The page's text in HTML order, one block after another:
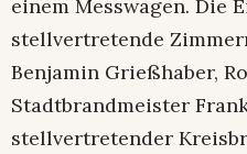
einem Messwagen. Die
stellvertretende
Benjamin Grießhaber,
Stadtbrandmeister
stellvertretender